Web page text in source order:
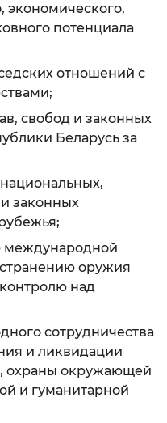
экономического,
потенциала
отношений с
свобод и законных
Беларусь за
законных
международной
оружия
над
сотрудничества
и ликвидации
охраны окружающей
и гуманитарной